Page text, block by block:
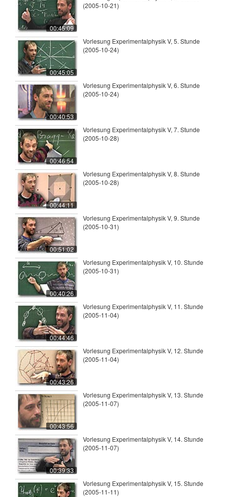
00:45:09
(2005-10-21)
00:45:05
Vorlesung Experimentalphysik V, 5. Stunde
(2005-10-24)
00:40:53
Vorlesung Experimentalphysik V, 6. Stunde
(2005-10-24)
00:46:54
Vorlesung Experimentalphysik V, 7. Stunde
(2005-10-28)
00:44:11
Vorlesung Experimentalphysik V, 8. Stunde
(2005-10-28)
00:51:02
Vorlesung Experimentalphysik V, 9. Stunde
(2005-10-31)
00:40:26
Vorlesung Experimentalphysik V, 10. Stunde
(2005-10-31)
00:44:46
Vorlesung Experimentalphysik V, 11. Stunde
(2005-11-04)
00:43:26
Vorlesung Experimentalphysik V, 12. Stunde
(2005-11-04)
00:43:56
Vorlesung Experimentalphysik V, 13. Stunde
(2005-11-07)
00:39:33
Vorlesung Experimentalphysik V, 14. Stunde
(2005-11-07)
Vorlesung Experimentalphysik V, 15. Stunde
(2005-11-11)